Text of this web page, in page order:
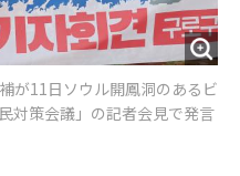
が11日ソウル開鳳洞のあるビ
対策会議」の記者会見で発言